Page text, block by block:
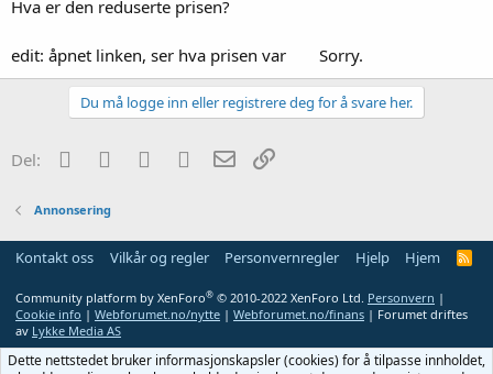
Hva er den reduserte prisen?
edit: åpnet linken, ser hva prisen var Sorry.
Du må logge inn eller registrere deg for å svare her.
Del: Facebook
Twitter Reddit WhatsApp
E-post
Annonsering
Kontakt oss Vilkår og regler Personvernregler Hjelp Hjem
R
Community platform by XenForo® © 2010-2022 XenForo Ltd. Personvern |
Cookie info | Webforumet.no/nytte | Webforumet.no/finans | Forumet driftes
av Lykke Media AS
Dette nettstedet bruker informasjonskapsler (cookies) for å tilpasse innholdet,